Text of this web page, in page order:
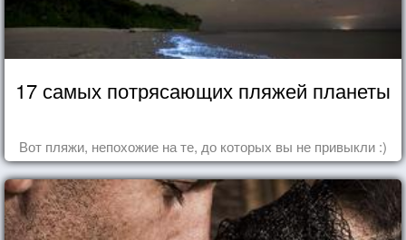
17 самых потрясающих пляжей планеты
Вот пляжи, непохожие на те, до которых вы не привыкли :)